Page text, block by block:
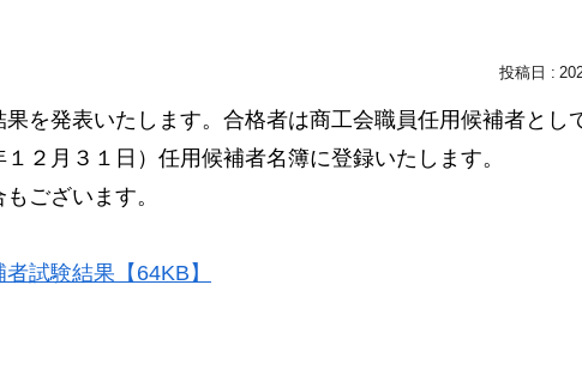
を発表いたします。合格者は商工会職員任用候補者とし
２月３１日）任用候補者名簿に登録いたします。
ございます。
試験結果【64KB】